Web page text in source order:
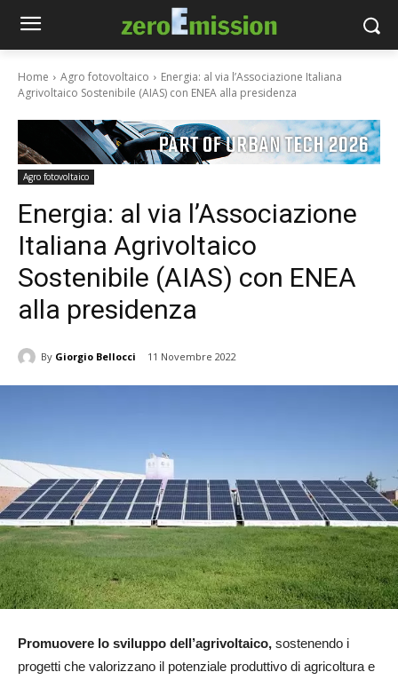
Home Agro fotovoltaico
Energia: al via l’Associazione Italiana
Agrivoltaico Sostenibile (AIAS) con ENEA alla presidenza
Agro fotovoltaico
Energia: al via l’Associazione
Italiana Agrivoltaico
Sostenibile (AIAS) con ENEA
alla presidenza
By Giorgio Bellocci 11 Novembre 2022
Promuovere lo sviluppo dell’agrivoltaico, sostenendo i
progetti che valorizzano il potenziale produttivo di agricoltura e